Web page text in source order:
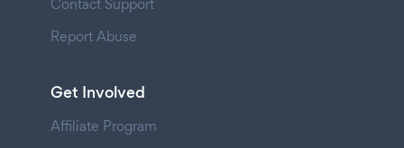
Contact Support
Report Abuse
Get Involved
Affiliate Program